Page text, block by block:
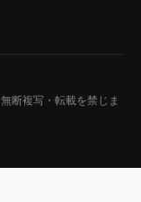
無断複写・転載を禁じま